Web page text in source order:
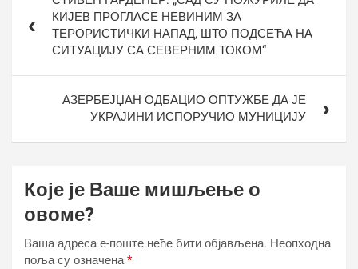
чланкаКИЈЕВ ПРОГЛАСЕ НЕВИНИМ ЗА
ТЕРОРИСТИЧКИ НАПАД, ШТО ПОДСЕЋА НА
СИТУАЦИЈУ СА СЕВЕРНИМ ТОКОМ“
АЗЕРБЕЈЏАН ОДБАЦИО ОПТУЖБЕ ДА ЈЕ
УКРАЈИНИ ИСПОРУЧИО МУНИЦИЈУ
Које је Ваше мишљење о
овоме?
Ваша адреса е-поште неће бити објављена. Неопходна
поља су означена*